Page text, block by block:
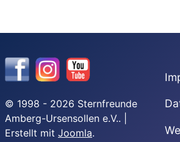
© 1998 - 2026 Sternfreunde
Amberg-Ursensollen e.V.. |
Erstellt mit Joomla.